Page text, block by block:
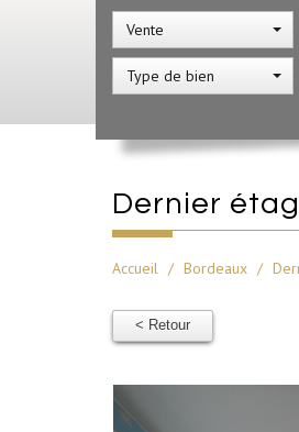
Vente
Type de bien
dernier
Accueil Bordeaux
< Retour